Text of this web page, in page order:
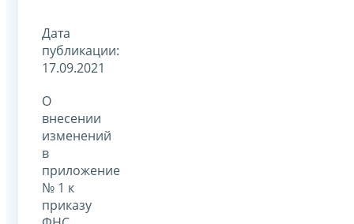
Дата
публикации:
17.09.2021
О
внесении
изменений
в
приложение
№ 1 к
приказу